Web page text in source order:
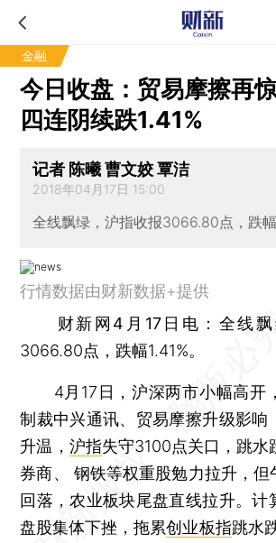
金融
今日收盘：贸易摩擦再
四连阴续跌1.41%
记者 陈曦 曹文姣 覃洁
2018年04月17日 15:00
全线飘绿，沪指收报3066.80点，跌幅
行情数据由财新数据+提供
财新网4月17日电 ：全线飘
3066.80点，跌幅1.41%。
4月17日，沪深两市小幅高开
制裁中兴通讯、贸易摩擦升级影响
升温， 沪指失守3100点关口，跳水
券商、 钢铁等权重股勉力拉升，但
回落，农业板块尾盘直线拉升。计
盘股集体下挫，拖累创业板指跳水